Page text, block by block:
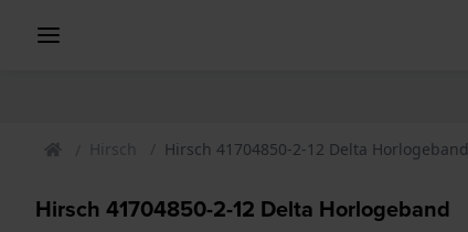
Hirsch Hirsch 41704850-2-12 Delta Horlogeband
Hirsch 41704850-2-12 Delta Horlogeband